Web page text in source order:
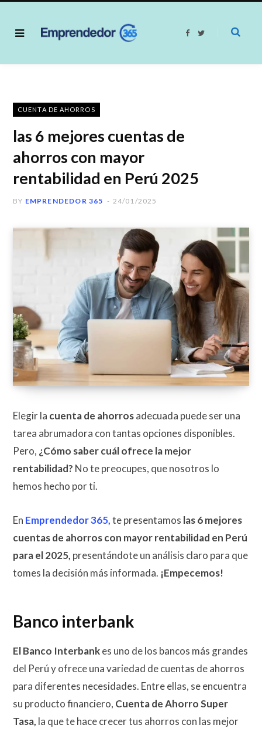
F
b
T
t
CUENTA DE AHORROS
las 6 mejores cuentas de
ahorros con mayor
rentabilidad en Perú 2025
BY EMPRENDEDOR 365 24/01/2025
Elegir la cuenta de ahorrosadecuada puede ser una
tarea abrumadora con tantas opciones disponibles.
Pero, ¿Cómo saber cuál ofrece la mejor
rentabilidad? No te preocupes, que nosotros lo
hemos hecho por ti.
En Emprendedor 365,te presentamos las 6 mejores
cuentas de ahorros con mayor rentabilidad en Perú
para el 2025, presentándote un análisis claro para que
tomes la decisión más informada. ¡Empecemos!
Banco interbank
El Banco Interbankes uno de los bancos más grandes
del Perú y ofrece una variedad de cuentas de ahorros
para diferentes necesidades. Entre ellas, se encuentra
su producto financiero, Cuenta de Ahorro Super
Tasa, la que te hace crecer tus ahorros con las mejor